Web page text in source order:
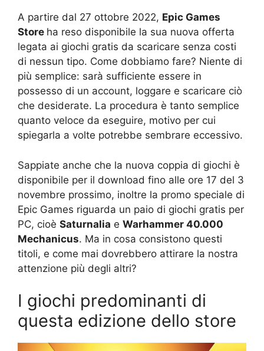
A partire dal 27 ottobre 2022, Epic Games
Store ha reso disponibile la sua nuova offerta
legata ai giochi gratis da scaricare senza costi
di nessun tipo. Come dobbiamo fare? Niente di
più semplice: sarà sufficiente essere in
possesso di un account, loggare e scaricare ciò
che desiderate. La procedura è tanto semplice
quanto veloce da eseguire, motivo per cui
spiegarla a volte potrebbe sembrare eccessivo.
Sappiate anche che la nuova coppia di giochi è
disponibile per il download fino alle ore 17 del 3
novembre prossimo, inoltre la promo speciale di
Epic Games riguarda un paio di giochi gratis per
PC, cioè Saturnalia e Warhammer 40.000
Mechanicus. Ma in cosa consistono questi
titoli, e come mai dovrebbero attirare la nostra
attenzione più degli altri?
I giochi predominanti di
questa edizione dello store